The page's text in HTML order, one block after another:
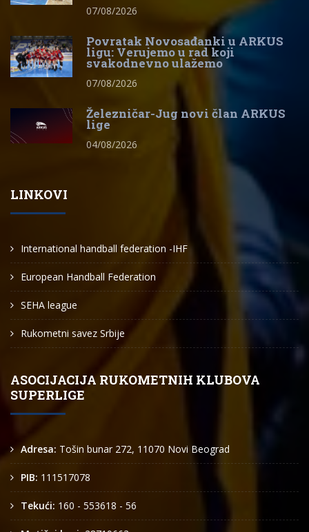
07/08/2026
Povratak Novosađanki u ARKUS
ligu: Verujemo u rad koji
svakodnevno ulažemo
07/08/2026
Železničar-Jug novi član ARKUS
lige
04/08/2026
LINKOVI
International handball federation -IHF
European Handball Federation
SEHA league
Rukometni savez Srbije
ASOCIJACIJA RUKOMETNIH KLUBOVA
SUPERLIGE
Adresa: Tošin bunar 272, 11070 Novi Beograd
PIB: 111517078
Tekući: 160 - 553618 - 56